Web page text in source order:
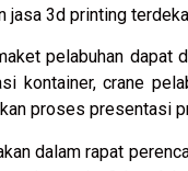
3d printing
pelabuhan
kontainer, crane
proses presentasi
dalam rapat